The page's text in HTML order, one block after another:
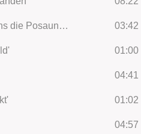
'Herr Jesu Christ, wahr' Mensch und Gott' BWV 127: Recitative and Aria (Bass): 'Wenn einstens die Posaunen schallen' 03:42
01:00
04:41
01:02
04:57